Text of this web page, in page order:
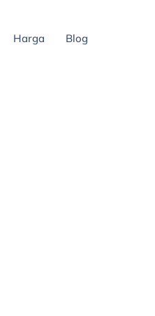
Harga Blog